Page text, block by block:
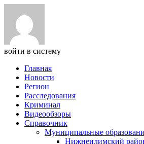
войти в систему
Главная
Новости
Регион
Расследования
Криминал
Видеообзоры
Справочник
Муниципальные
Нижнеилимский